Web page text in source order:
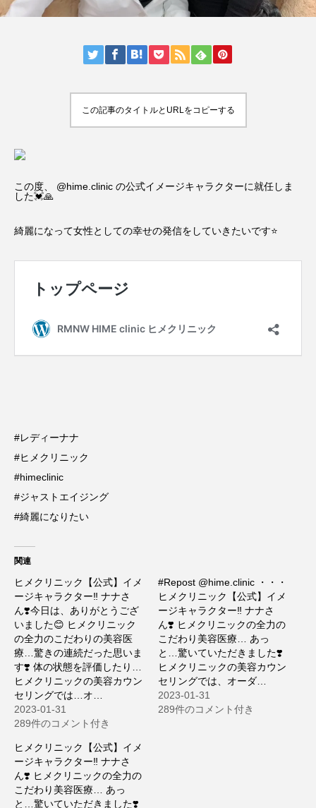
この記事のタイトルとURLをコピーする
この度、 @hime.clinic の公式イメージキャラクターに就任しま
した💓🙏
綺麗になって女性としての幸せの発信をしていきたいです⭐️
#レディーナナ
#ヒメクリニック
#himeclinic
#ジャストエイジング
#綺麗になりたい
関連
ヒメクリニック【公式】イメ
ージキャラクター‼️ ナナさ
ん❣️今日は、ありがとうござ
いました😊 ヒメクリニック
の全力のこだわりの美容医
療…驚きの連続だった思いま
す❣️ 体の状態を評価したり…
ヒメクリニックの美容カウン
セリングでは…オ…
2023-01-31
289件のコメント付き
#Repost @hime.clinic ・・・
ヒメクリニック【公式】イメ
ージキャラクター‼️ ナナさ
ん❣️ ヒメクリニックの全力の
こだわり美容医療… あっ
と…驚いていただきました❣️
ヒメクリニックの美容カウン
セリングでは、オーダ…
2023-01-31
289件のコメント付き
ヒメクリニック【公式】イメ
ージキャラクター‼️ ナナさ
ん❣️ ヒメクリニックの全力の
こだわり美容医療… あっ
と…驚いていただきました❣️